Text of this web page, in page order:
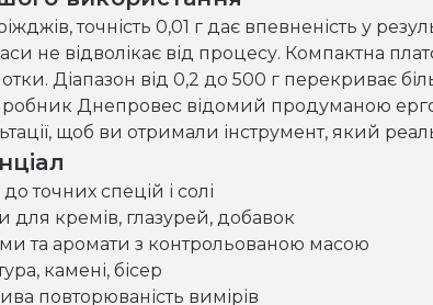
точність 0,01 г дає впевненість у
не відволікає від процесу. Компактна
Діапазон від 0,2 до 500 г перекриває
Днепровес відомий продуманою
щоб ви отримали інструмент, який
точних спецій і солі
для кремів, глазурей, добавок
та аромати з контрольованою масою
камені, бісер
повторюваність вимірів